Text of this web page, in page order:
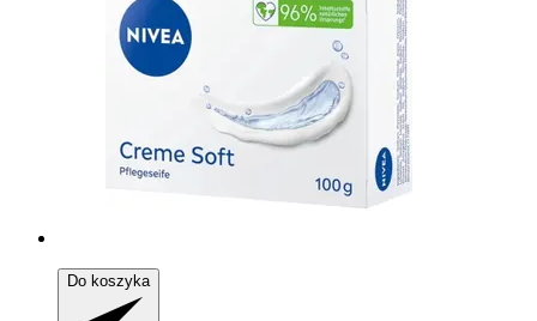
Do koszyka